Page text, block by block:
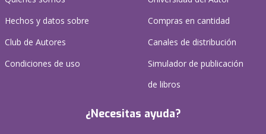
Hechos y datos sobre
Club de Autores
Condiciones de uso
Compras en cantidad
Canales de distribución
Simulador de publicación
de libros
¿Necesitas ayuda?